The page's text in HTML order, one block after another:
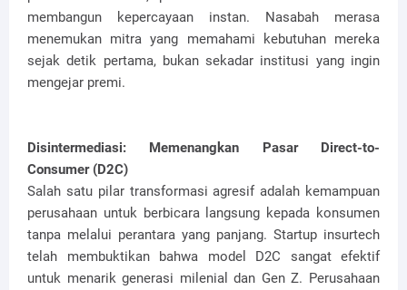
membangun kepercayaan instan. Nasabah merasa
menemukan mitra yang memahami kebutuhan mereka
sejak detik pertama, bukan sekadar institusi yang ingin
mengejar premi.
Disintermediasi: Memenangkan Pasar Direct-to-
Consumer (D2C)
Salah satu pilar transformasi agresif adalah kemampuan
perusahaan untuk berbicara langsung kepada konsumen
tanpa melalui perantara yang panjang. Startup insurtech
telah membuktikan bahwa model D2C sangat efektif
untuk menarik generasi milenial dan Gen Z. Perusahaan